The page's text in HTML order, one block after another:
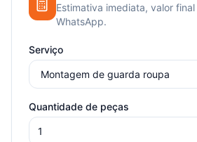
Estimativa imediata, valor
WhatsApp.
Serviço
Quantidade de peças